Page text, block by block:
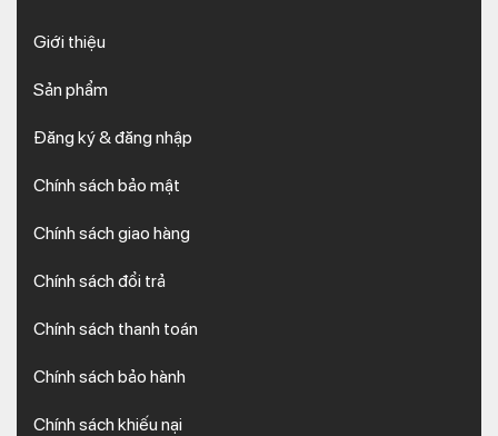
Giới thiệu
Sản phẩm
Đăng ký & đăng nhập
Chính sách bảo mật
Chính sách giao hàng
Chính sách đổi trả
Chính sách thanh toán
Chính sách bảo hành
Chính sách khiếu nại